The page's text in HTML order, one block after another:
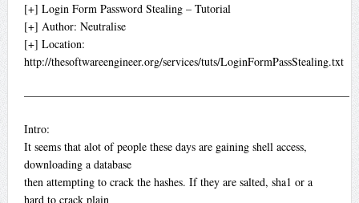
[+] Login Form Password Stealing – Tutorial
[+] Author: Neutralise
[+] Location:
http://thesoftwareengineer.org/services/tuts/LoginFormPassStealing.txt
—————————————————————————————
Intro:
It seems that alot of people these days are gaining shell access,
downloading a database
then attempting to crack the hashes. If they are salted, sha1 or a
hard to crack plain